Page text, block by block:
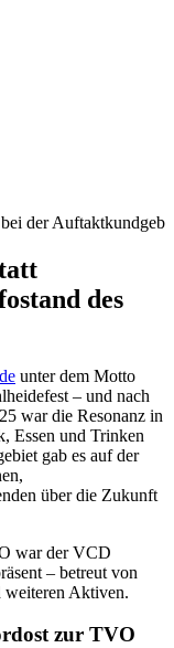
der
des
unter dem Motto
– und nach
war die Resonanz in
Essen und Trinken
gab es auf der
über die Zukunft
war der VCD
– betreut von
weiteren Aktiven.
zur TVO